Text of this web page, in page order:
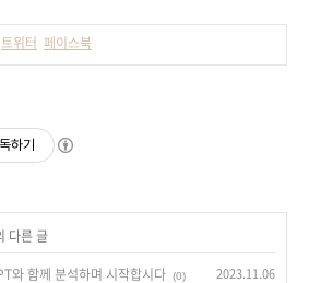
트위터 페이스북
하기
다른 글
와 함께 분석하며 시작합시다 (0) 2023.11.06